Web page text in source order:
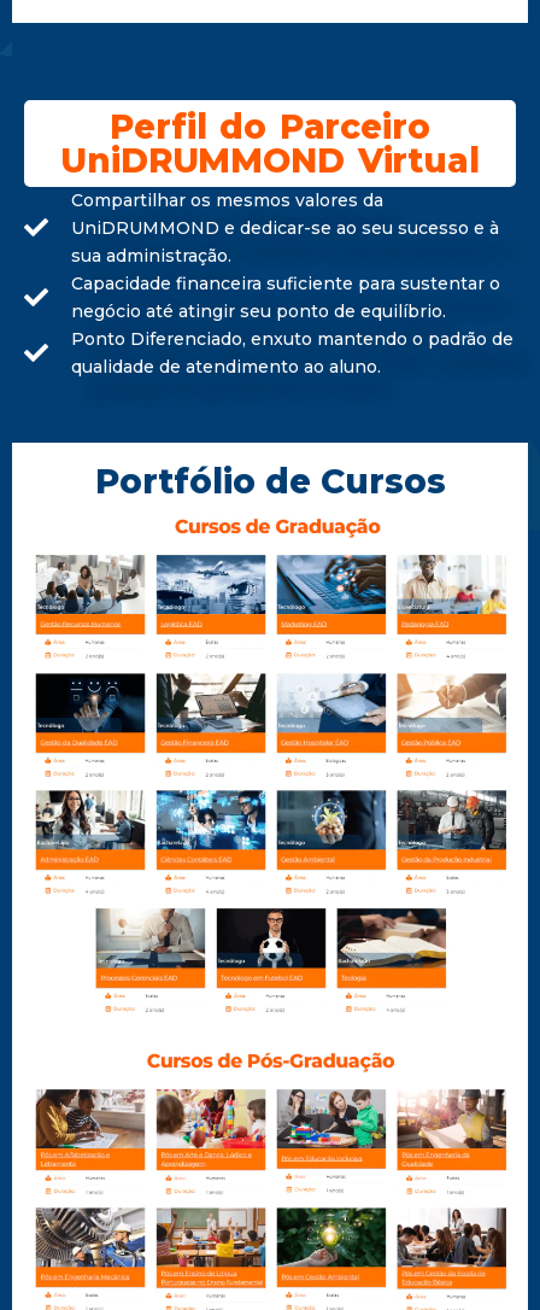
Perfil do Parceiro
UniDRUMMOND Virtual
Compartilhar os mesmos valores da
UniDRUMMOND e dedicar-se ao seu sucesso e à
sua administração.
Capacidade financeira suficiente para sustentar o
negócio até atingir seu ponto de equilíbrio.
Ponto Diferenciado, enxuto mantendo o padrão de
qualidade de atendimento ao aluno.
Portfólio de Cursos